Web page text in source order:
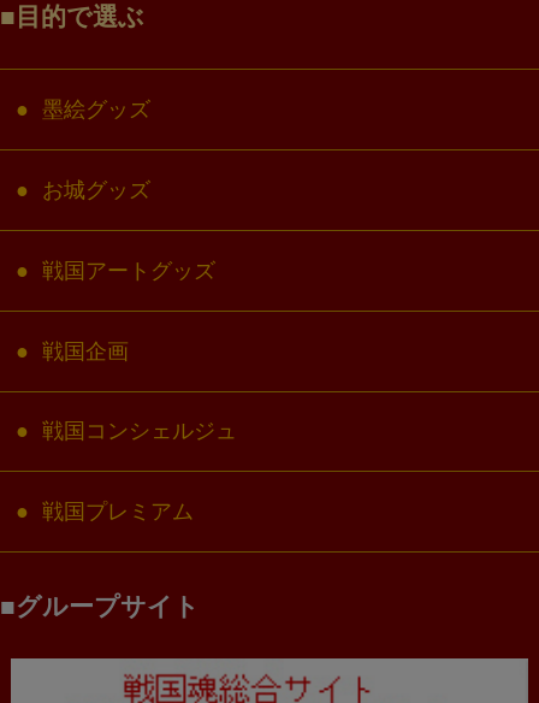
目的で選ぶ
墨絵グッズ
お城グッズ
戦国アートグッズ
戦国企画
戦国コンシェルジュ
戦国プレミアム
グループサイト